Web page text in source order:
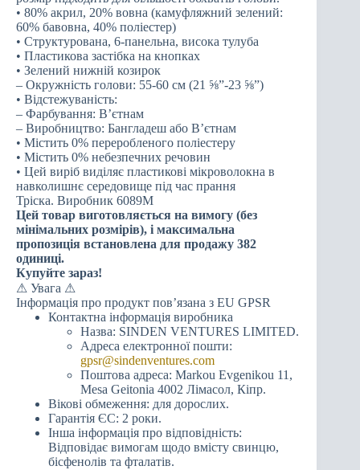
• 80% акрил, 20% вовна (камуфляжний зелений:
60% бавовна, 40% поліестер)
• Структурована, 6-панельна, висока тулуба
• Пластикова застібка на кнопках
• Зелений нижній козирок
– Окружність голови: 55-60 см (21 ⅝”-23 ⅝”)
• Відстежуваність:
– Фарбування: В’єтнам
– Виробництво: Бангладеш або В’єтнам
• Містить 0% переробленого поліестеру
• Містить 0% небезпечних речовин
• Цей виріб виділяє пластикові мікроволокна в
навколишнє середовище під час прання
Тріска. Виробник 6089M
Цей товар виготовляється на вимогу (без
мінімальних розмірів), і максимальна
пропозиція встановлена для продажу 382
одиниці.
Купуйте зараз!
⚠ Увага ⚠
Інформація про продукт пов’язана з EU GPSR
Контактна інформація виробника
Назва: SINDEN VENTURES LIMITED.
Адреса електронної пошти:
gpsr@sindenventures.com
Поштова адреса: Markou Evgenikou 11,
Mesa Geitonia 4002 Лімасол, Кіпр.
Вікові обмеження: для дорослих.
Гарантія ЄС: 2 роки.
Інша інформація про відповідність:
Відповідає вимогам щодо вмісту свинцю,
бісфенолів та фталатів.